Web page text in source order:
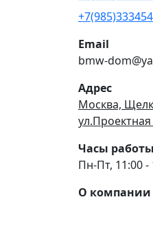
Email
bmw-
Адрес
Москва,
ул.Проектная
Часы работы
Пн-Пт, 11:00
О компании